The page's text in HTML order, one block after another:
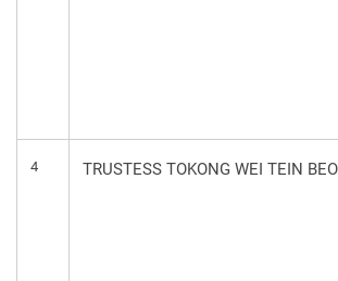
4 TRUSTESS TOKONG WEI TEIN